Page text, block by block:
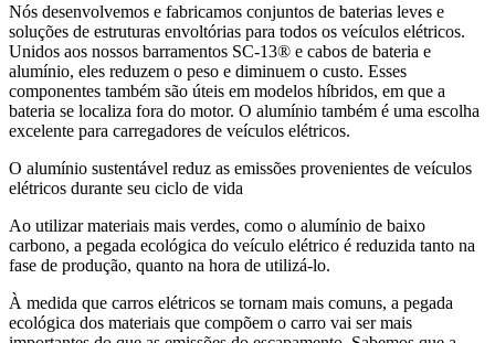
Nós desenvolvemos e fabricamos conjuntos de baterias leves e
soluções de estruturas envoltórias para todos os veículos elétricos.
Unidos aos nossos barramentos SC-13® e cabos de bateria e
alumínio, eles reduzem o peso e diminuem o custo. Esses
componentes também são úteis em modelos híbridos, em que a
bateria se localiza fora do motor. O alumínio também é uma escolha
excelente para carregadores de veículos elétricos.
O alumínio sustentável reduz as emissões provenientes de veículos
elétricos durante seu ciclo de vida
Ao utilizar materiais mais verdes, como o alumínio de baixo
carbono, a pegada ecológica do veículo elétrico é reduzida tanto na
fase de produção, quanto na hora de utilizá-lo.
À medida que carros elétricos se tornam mais comuns, a pegada
ecológica dos materiais que compõem o carro vai ser mais